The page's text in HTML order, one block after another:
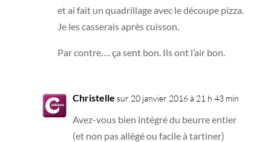
et ai fait un quadrillage avec le découpe pizza.
Je les casserais après cuisson.
Par contre…. ça sent bon. Ils ont l’air bon.
Christelle sur 20 janvier 2016 à 21 h 43 min
Avez-vous bien intégré du beurre entier
(et non pas allégé ou facile à tartiner)